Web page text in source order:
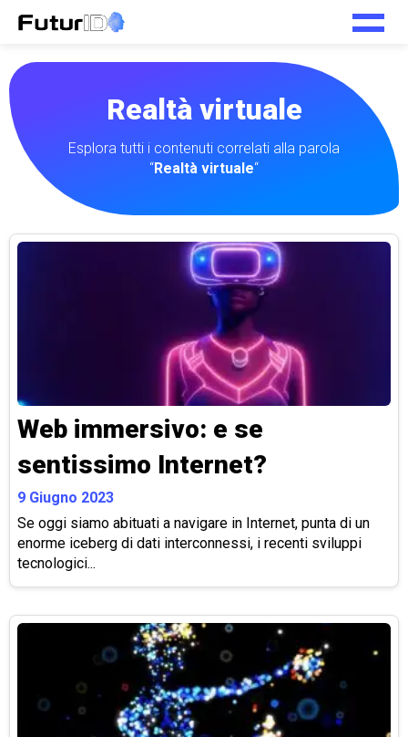
Realtà virtuale
Esplora tutti i contenuti correlati alla parola
“Realtà virtuale“
Web immersivo: e se
sentissimo Internet?
9 Giugno 2023
Se oggi siamo abituati a navigare in Internet, punta di un
enorme iceberg di dati interconnessi, i recenti sviluppi
tecnologici...